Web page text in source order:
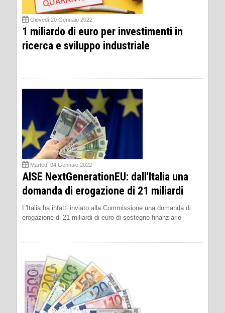
Giovedì 20 Gennaio 2022
1 miliardo di euro per investimenti in
ricerca e sviluppo industriale
Martedì 04 Gennaio 2022
AISE NextGenerationEU: dall'Italia una
domanda di erogazione di 21 miliardi
L'Italia ha infatti inviato alla Commissione una domanda di
erogazione di 21 miliardi di euro di sostegno finanziario